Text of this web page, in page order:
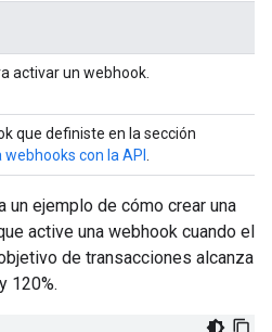
activar un webhook.
que definiste en la sección
webhooks con la API
un ejemplo de cómo crear una
active una webhook cuando el
de transacciones alcanza
120%.